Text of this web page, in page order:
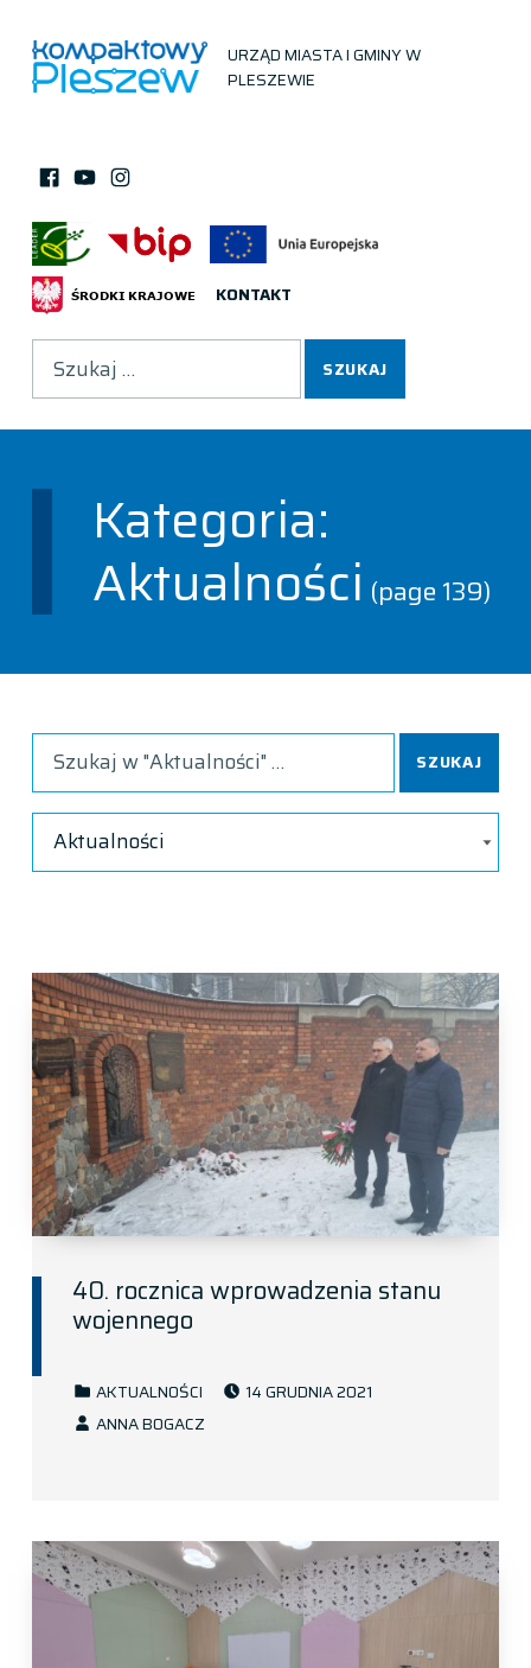
URZĄD MIASTA I GMINY W
PLESZEWIE
Facebook
You TubeInstagram
KONTAKT
Wyszukiwanie
Kategoria:
Aktualności (page 139)
Wyszukiwanie
KATEGORIE
Kategorie
40. rocznica wprowadzenia stanu
wojennego
AKTUALNOŚCI 14 GRUDNIA 2021
ANNA BOGACZ